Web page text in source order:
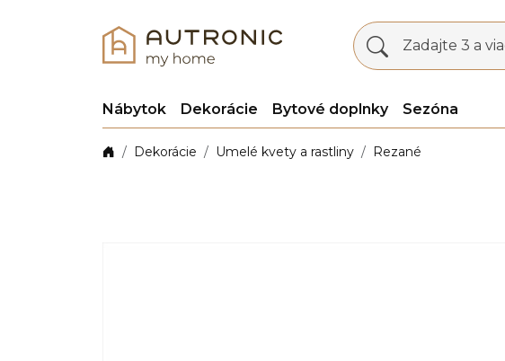
Zadajte 3 a
Nábytok Dekorácie Bytové doplnky Sezóna
Dekorácie Umelé kvety a rastliny Rezané